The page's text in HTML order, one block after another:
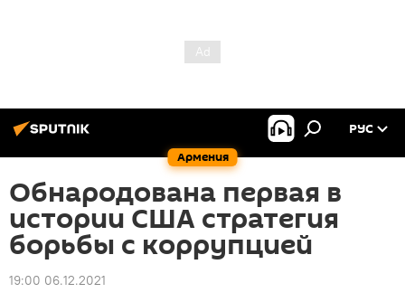
Армения
РУС
Обнародована первая в
истории США стратегия
борьбы с коррупцией
19:00 06.12.2021